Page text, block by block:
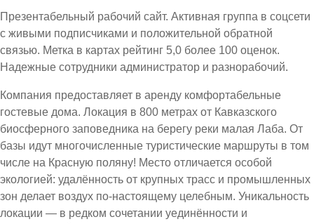
Презентабельный рабочий сайт. Активная группа в соцсети
с живыми подписчиками и положительной обратной
связью. Метка в картах рейтинг 5,0 более 100 оценок.
Надежные сотрудники администратор и разнорабочий.
Компания предоставляет в аренду комфортабельные
гостевые дома. Локация в 800 метрах от Кавказского
биосферного заповедника на берегу реки малая Лаба. От
базы идут многочисленные туристические маршруты в том
числе на Красную поляну! Место отличается особой
экологией: удалённость от крупных трасс и промышленных
зон делает воздух по-настоящему целебным. Уникальность
локации — в редком сочетании уединённости и